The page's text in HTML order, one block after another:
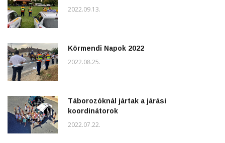
2022.09.13.
Körmendi Napok 2022
2022.08.25.
Táborozóknál jártak a járási
koordinátorok
2022.07.22.